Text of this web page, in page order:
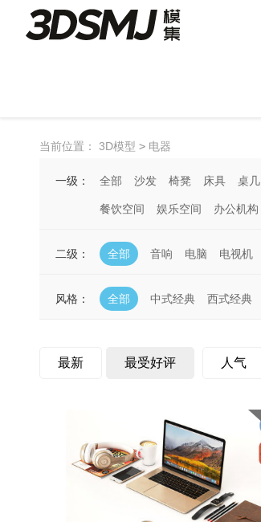
当前位置： 3D模型 > 电器
一级： 全部 沙发 椅凳 床具 桌几
餐饮空间 娱乐空间 办公机构
二级： 全部 音响 电脑 电视机
风格： 全部 中式经典 西式经典
最新 最受好评 人气